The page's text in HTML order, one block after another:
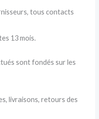
tous contacts
13 mois.
sont fondés sur les
livraisons, retours des